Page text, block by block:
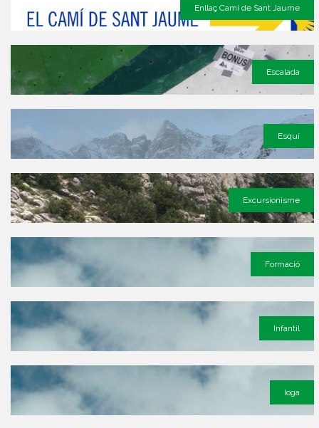
Enllaç Camí de Sant Jaume
Escalada
Esquí
Excursionisme
Formació
Infantil
Ioga